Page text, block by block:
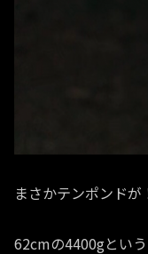
まさかテンポンドが
62cmの4400gとい